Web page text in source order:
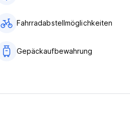
Fahrradabstellmöglichkeiten
Gepäckaufbewahrung